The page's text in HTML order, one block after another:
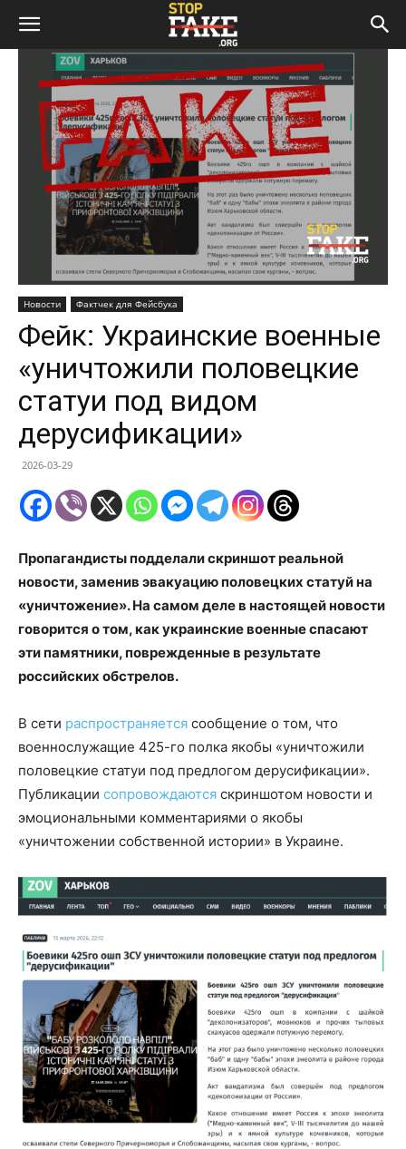
Новости Фактчек для Фейсбука
Фейк: Украинские военные
«уничтожили половецкие
статуи под видом
дерусификации»
2026-03-29
Пропагандисты подделали скриншот реальной
новости, заменив эвакуацию половецких статуй на
«уничтожение». На самом деле в настоящей новости
говорится о том, как украинские военные спасают
эти памятники, поврежденные в результате
российских обстрелов.
В сети распространяется сообщение о том, что
военнослужащие 425-го полка якобы «уничтожили
половецкие статуи под предлогом дерусификации».
Публикации сопровождаются скриншотом новости и
эмоциональными комментариями о якобы
«уничтожении собственной истории» в Украине.